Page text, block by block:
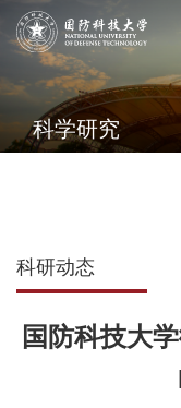
科学研究
科研动态
国防科技大